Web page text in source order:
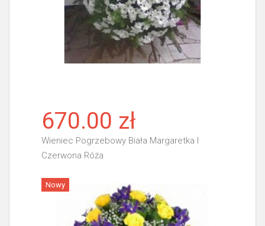
670.00 zł
Wieniec Pogrzebowy Biała Margaretka I
Czerwona Róża
Więcej
Nowy